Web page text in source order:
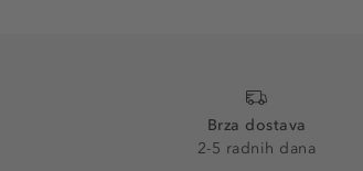
Brza dostava
2-5 radnih dana